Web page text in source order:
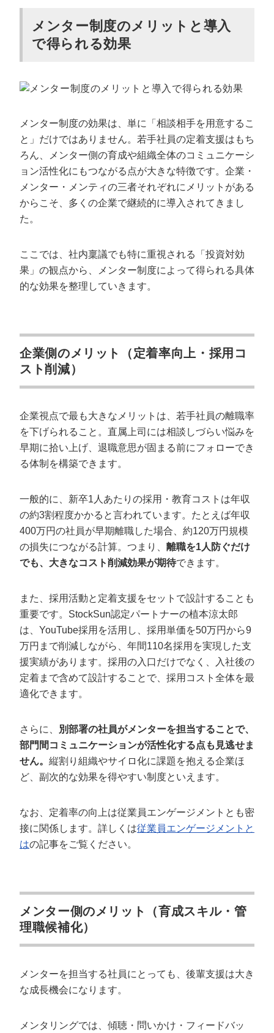
メンター制度のメリットと導入
で得られる効果
メンター制度の効果は、単に「相談相手を用意するこ
と」だけではありません。若手社員の定着支援はもち
ろん、メンター側の育成や組織全体のコミュニケーシ
ョン活性化にもつながる点が大きな特徴です。企業・
メンター・メンティの三者それぞれにメリットがある
からこそ、多くの企業で継続的に導入されてきまし
た。
ここでは、社内稟議でも特に重視される「投資対効
果」の観点から、メンター制度によって得られる具体
的な効果を整理していきます。
企業側のメリット（定着率向上・採用コ
スト削減）
企業視点で最も大きなメリットは、若手社員の離職率
を下げられること。直属上司には相談しづらい悩みを
早期に拾い上げ、退職意思が固まる前にフォローでき
る体制を構築できます。
一般的に、新卒1人あたりの採用・教育コストは年収
の約3割程度かかると言われています。たとえば年収
400万円の社員が早期離職した場合、約120万円規模
の損失につながる計算。つまり、 離職を1人防ぐだけ
でも、大きなコスト削減効果が期待できます。
また、採用活動と定着支援をセットで設計することも
重要です。StockSun認定パートナーの植本涼太郎
は、YouTube採用を活用し、採用単価を50万円から9
万円まで削減しながら、年間110名採用を実現した支
援実績があります。採用の入口だけでなく、入社後の
定着まで含めて設計することで、採用コスト全体を最
適化できます。
さらに、
別部署の社員がメンターを担当することで、
部門間コミュニケーションが活性化する点も見逃せま
せん。 縦割り組織やサイロ化に課題を抱える企業ほ
ど、副次的な効果を得やすい制度といえます。
なお、定着率の向上は従業員エンゲージメントとも密
接に関係します。詳しくは従業員エンゲージメントと
はの記事をご覧ください。
メンター側のメリット（育成スキル・管
理職候補化）
メンターを担当する社員にとっても、後輩支援は大き
な成長機会になります。
メンタリングでは、傾聴・問いかけ・フィードバッ